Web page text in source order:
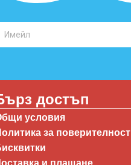
достъп
условия
за поверителност
и плащане